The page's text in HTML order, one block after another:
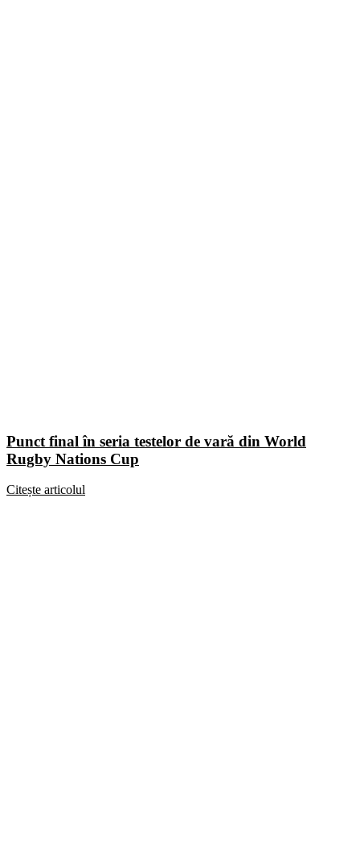
Punct final în seria testelor de vară din World
Rugby Nations Cup
Citește articolul